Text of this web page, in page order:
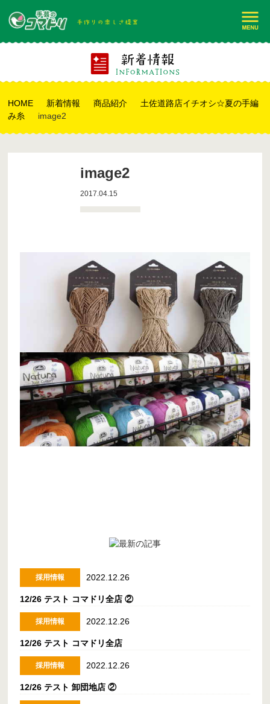
HOME 新着情報 商品紹介
土佐道路店イチオシ☆夏の手編
み糸
image2
image2
2017.04.15
採用情報 2022.12.26
12/26 テスト コマドリ全店 ②
採用情報 2022.12.26
12/26 テスト コマドリ全店
採用情報 2022.12.26
12/26 テスト 卸団地店 ②